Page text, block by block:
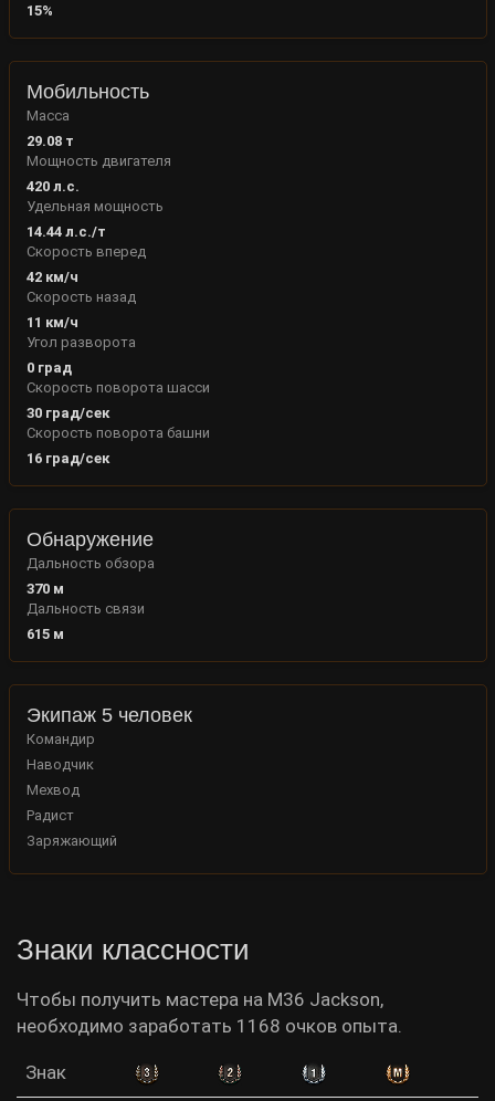
15%
Мобильность
Масса
29.08т
Мощность двигателя
420л.с.
Удельная мощность
14.44л.с./т
Скорость вперед
42км/ч
Скорость назад
11 км/ч
Угол разворота
0град
Скорость поворота шасси
30град/сек
Скорость поворота башни
16град/сек
Обнаружение
Дальность обзора
370м
Дальность связи
615м
Экипаж 5 человек
Командир
Наводчик
Мехвод
Радист
Заряжающий
Знаки классности
Чтобы получить мастера на M36 Jackson,
необходимо заработать 1168 очков опыта.
Знак